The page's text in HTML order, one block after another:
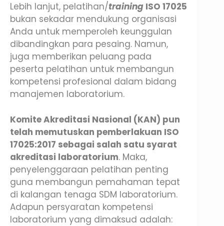
Lebih lanjut, pelatihan/training ISO 17025
bukan sekadar mendukung organisasi
Anda untuk memperoleh keunggulan
dibandingkan para pesaing. Namun,
juga memberikan peluang pada
peserta pelatihan untuk membangun
kompetensi profesional dalam bidang
manajemen laboratorium.
Komite Akreditasi Nasional (KAN) pun
telah memutuskan pemberlakuan ISO
17025:2017 sebagai salah satu syarat
akreditasi laboratorium. Maka,
penyelenggaraan pelatihan penting
guna membangun pemahaman tepat
di kalangan tenaga SDM laboratorium.
Adapun persyaratan kompetensi
laboratorium yang dimaksud adalah: